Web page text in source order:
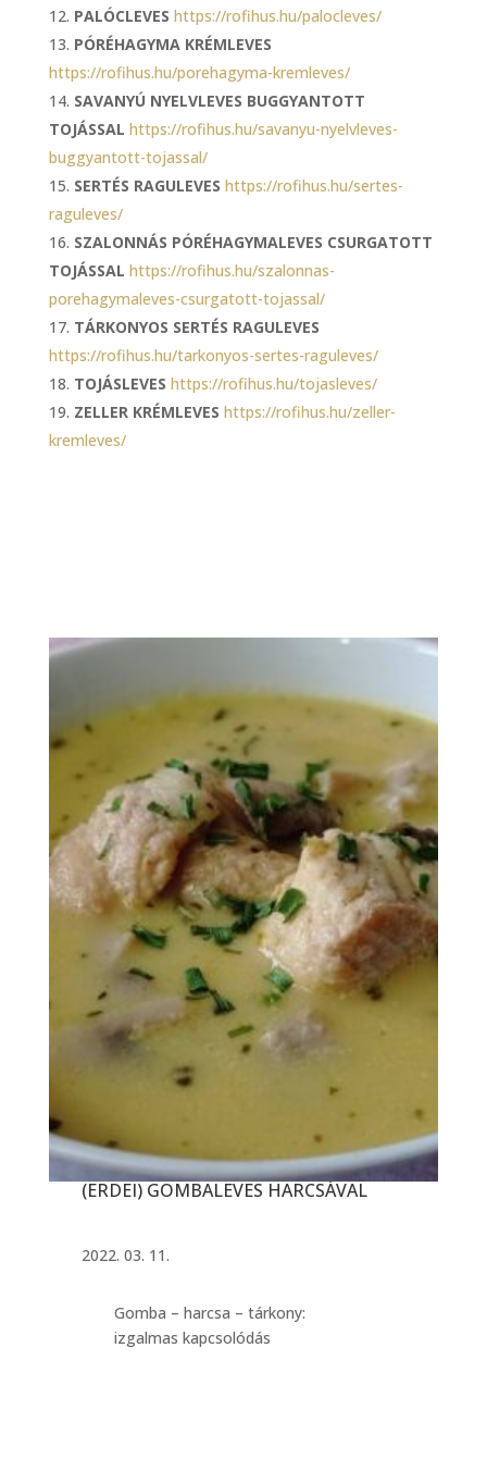
PALÓCLEVES https://rofihus.hu/palocleves/
PÓRÉHAGYMA KRÉMLEVES
https://rofihus.hu/porehagyma-kremleves/
SAVANYÚ NYELVLEVES BUGGYANTOTT
TOJÁSSAL https://rofihus.hu/savanyu-nyelvleves-
buggyantott-tojassal/
SERTÉS RAGULEVES https://rofihus.hu/sertes-
raguleves/
SZALONNÁS PÓRÉHAGYMALEVES CSURGATOTT
TOJÁSSAL https://rofihus.hu/szalonnas-
porehagymaleves-csurgatott-tojassal/
TÁRKONYOS SERTÉS RAGULEVES
https://rofihus.hu/tarkonyos-sertes-raguleves/
TOJÁSLEVES https://rofihus.hu/tojasleves/
ZELLER KRÉMLEVES https://rofihus.hu/zeller-
kremleves/
(ERDEI) GOMBALEVES HARCSÁVAL
2022. 03. 11.
Gomba – harcsa – tárkony:
izgalmas kapcsolódás